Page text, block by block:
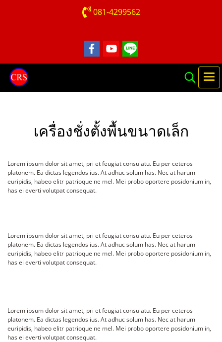
081-4299562
เครื่องชั่งตั้งพื้นขนาดเล็ก
Lorem ipsum dolor sit amet, pri et feugiat consulatu. Eu per ceteros
platonem. Ea dictas legendos ius. At adhuc solum has. Nec at harum
euripidis, habeo elitr patrioque ne mel. Mei probo oportere posidonium in,
has ei everti volutpat consequat.
Lorem ipsum dolor sit amet, pri et feugiat consulatu. Eu per ceteros
platonem. Ea dictas legendos ius. At adhuc solum has. Nec at harum
euripidis, habeo elitr patrioque ne mel. Mei probo oportere posidonium in,
has ei everti volutpat consequat.
Lorem ipsum dolor sit amet, pri et feugiat consulatu. Eu per ceteros
platonem. Ea dictas legendos ius. At adhuc solum has. Nec at harum
euripidis, habeo elitr patrioque ne mel. Mei probo oportere posidonium in,
has ei everti volutpat consequat.